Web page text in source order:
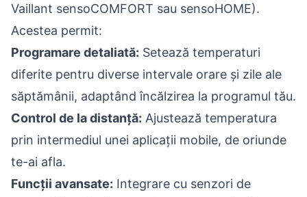
Vaillant sensoCOMFORT sau sensoHOME).
Acestea permit:
Programare detaliată: Setează temperaturi
diferite pentru diverse intervale orare și zile ale
săptămânii, adaptând încălzirea la programul tău.
Control de la distanță: Ajustează temperatura
prin intermediul unei aplicații mobile, de oriunde
te-ai afla.
Funcții avansate: Integrare cu senzori de